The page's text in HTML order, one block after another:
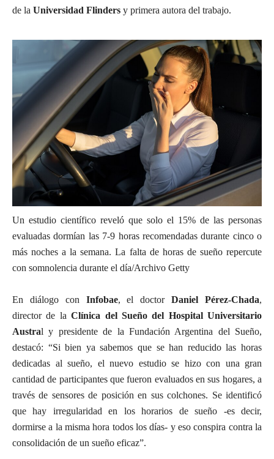
de la Universidad Flinders y primera autora del trabajo.
Un estudio científico reveló que solo el 15% de las personas
evaluadas dormían las 7-9 horas recomendadas durante cinco o
más noches a la semana. La falta de horas de sueño repercute
con somnolencia durante el día/Archivo Getty
En diálogo con Infobae, el doctorDaniel Pérez-Chada,
director de laClínica del Sueño del Hospital Universitario
Austral y presidente de la Fundación Argentina del Sueño,
destacó: “Si bien ya sabemos que se han reducido las horas
dedicadas al sueño, el nuevo estudio se hizo con una gran
cantidad de participantes que fueron evaluados en sus hogares, a
través de sensores de posición en sus colchones. Se identificó
que hay irregularidad en los horarios de sueño -es decir,
dormirse a la misma hora todos los días- y eso conspira contra la
consolidación de un sueño eficaz”.